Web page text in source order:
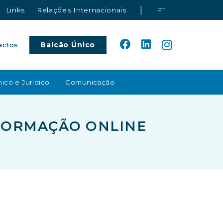
Links Relações Internacionais | PT
Balcão Único
e Jurídico Comunicação
ONLINE